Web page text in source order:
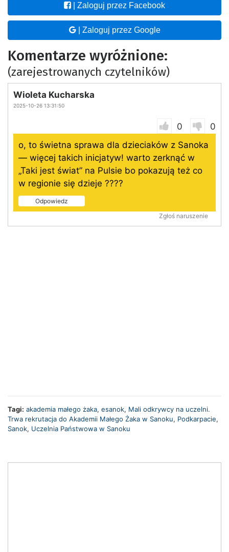
| Zaloguj przez Facebook
| Zaloguj przez Google
Komentarze wyróżnione:
(zarejestrowanych czytelników)
Wioleta Kucharska
2025-10-26 13:31:50
0
0
o, to świetna sprawa dla dzieciaków z Sanoka
— więcej takich inicjatyw! warto zerknąć w
„Taki jest świat” na Pulsie bo pokazują też co
w regionie się dzieje ????
Odpowiedz
Zgłoś naruszenie
Tagi: akademia małego żaka, esanok, Mali odkrywcy na uczelni.
Trwa rekrutacja do Akademii Małego Żaka w Sanoku, Podkarpacie,
Sanok, Uczelnia Państwowa w Sanoku